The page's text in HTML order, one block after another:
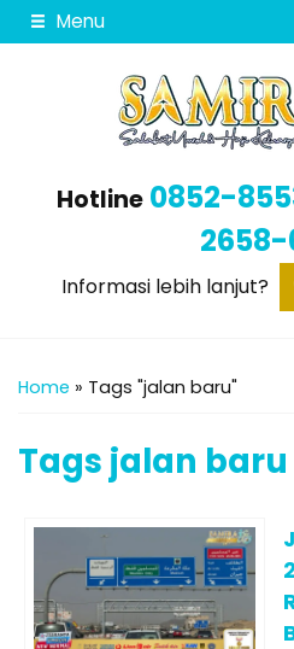
Menu
Hotline 0852-
2658-
Informasi lebih lanjut?
Home » Tags "jalan baru"
Tags jalan baru